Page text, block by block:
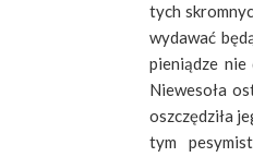
tych
wydawać
pieniądze
Niewesoła
oszczędziła
tym